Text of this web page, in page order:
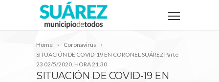
Home
Coronavirus
SITUACIÓN DE COVID-19 EN CORONEL SUÁREZ Parte
23 02/5/2020. HORA 21.30
SITUACIÓN DE COVID-19 EN